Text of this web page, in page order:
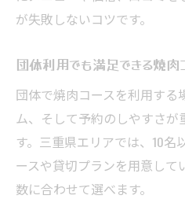
が失敗しないコツです。
団体利用でも満足できる焼肉
団体で焼肉コースを利用する
ム、そして予約のしやすさが
す。三重県エリアでは、10名
ースや貸切プランを用意して
数に合わせて選べます。